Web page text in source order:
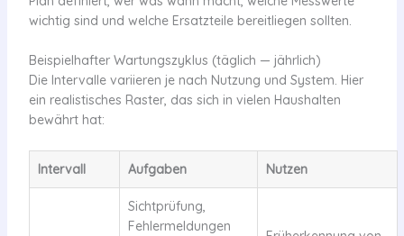
wichtig sind und welche Ersatzteile bereitliegen sollten.
Beispielhafter Wartungszyklus (täglich — jährlich)
Die Intervalle variieren je nach Nutzung und System. Hier
ein realistisches Raster, das sich in vielen Haushalten
bewährt hat:
Intervall Aufgaben Nutzen
Sichtprüfung,
Fehlermeldungen